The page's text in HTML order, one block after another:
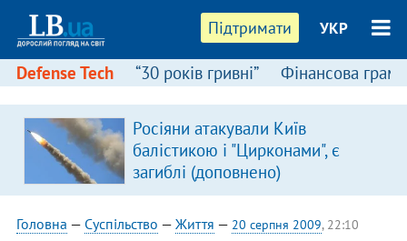
Підтримати УКР
Defense Tech “30 років гривні” Фінансова
Росіяни атакували Київ
балістикою і "Цирконами", є
загиблі (доповнено)
Головна — Суспільство — Життя — 20 серпня 2009, 22:10